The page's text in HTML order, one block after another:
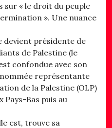
sur « le droit du peuple
». Une nuance
devient présidente de
de Palestine (le
confondue avec son
représentante
de la Palestine (OLP)
Pays-Bas puis au
est, trouve sa